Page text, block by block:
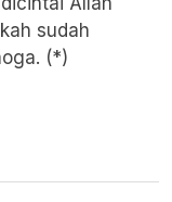
sudah
(*)